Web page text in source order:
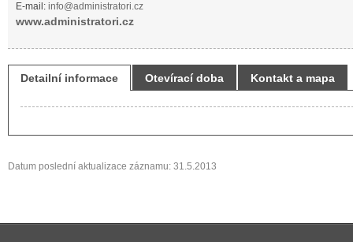
E-mail: info@administratori.cz
www.administratori.cz
Detailní informace Otevírací doba Kontakt a mapa
Datum poslední aktualizace záznamu: 31.5.2013